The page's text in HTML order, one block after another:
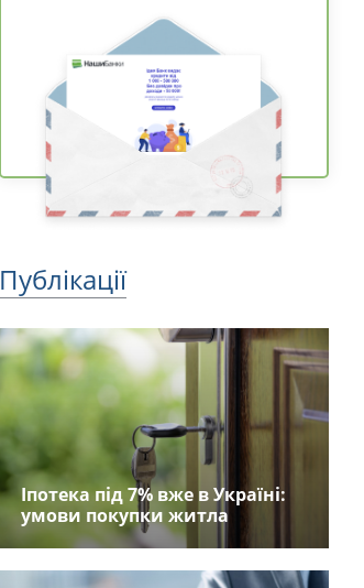
Публікації
Іпотека під 7% вже в Україні:
умови покупки житла